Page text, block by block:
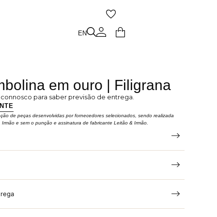
EN
em ouro | Filigrana
para saber previsão de entrega.
de peças desenvolvidas por fornecedores selecionados, sendo realizada
e sem o punção e assinatura de fabricante Leitão & Irmão.